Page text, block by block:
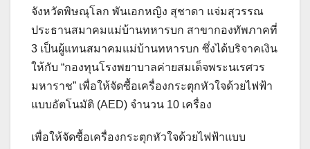
จังหวัดพิษณุโลก พันเอกหญิง สุชาดา แจ่มสุวรรณ
ประธานสมาคมแม่บ้านทหารบก สาขากองทัพภาคที่
3 เป็นผู้แทนสมาคมแม่บ้านทหารบก ซึ่งได้บริจาคเงิน
ให้กับ “กองทุนโรงพยาบาลค่ายสมเด็จพระนเรศวร
มหาราช” เพื่อให้จัดซื้อเครื่องกระตุกหัวใจด้วยไฟฟ้า
แบบอัตโนมัติ (AED) จำนวน 10 เครื่อง
เพื่อให้จัดซื้อเครื่องกระตุกหัวใจด้วยไฟฟ้าแบบ